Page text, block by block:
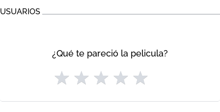
USUARIOS
¿Qué te pareció la pelicula?